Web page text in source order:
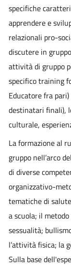
specifiche
apprendere e
relazionali pro-
discutere in
attività di gruppo
specifico training
Educatore fra
destinatari finali),
culturale,
La formazione al
gruppo nell’arco
di diverse
organizzativo-
tematiche di
a scuola; il
sessualità;
l’attività fisica; la
Sulla base